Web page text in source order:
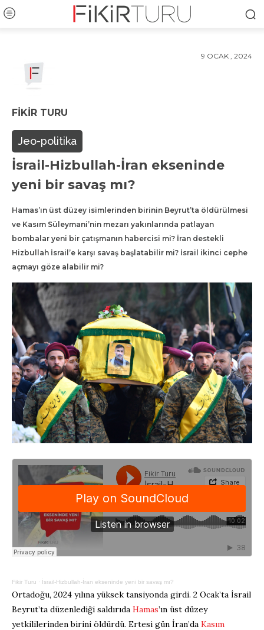
9 OCAK , 2024
FIKIR TURU
Jeo-politika
İsrail-Hizbullah-İran ekseninde
yeni bir savaş mı?
Hamas’ın üst düzey isimlerinden birinin Beyrut’ta öldürülmesi
ve Kasım Süleymani’nin mezarı yakınlarında patlayan
bombalar yeni bir çatışmanın habercisi mi? İran destekli
Hizbullah İsrail’e karşı savaş başlatabilir mi? İsrail ikinci cephe
açmayı göze alabilir mi?
Fikir Turu · İsrail-Hizbullah-İran ekseninde yeni bir savaş mı?
Ortadoğu, 2024 yılına yüksek tansiyonda girdi. 2 Ocak’ta İsrail
Beyrut’ta düzenlediği saldırıda Hamas’ın üst düzey
yetkililerinden birini öldürdü. Ertesi gün İran’da Kasım